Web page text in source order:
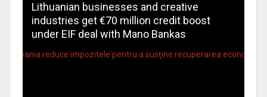
Lithuanian businesses and creative
industries get €70 million credit boost
under EIF deal with Mano Bankas